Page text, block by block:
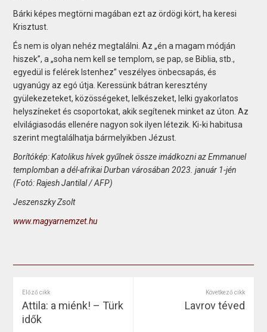
Bárki képes megtörni magában ezt az ördögi kört, ha keresi
Krisztust.
És nem is olyan nehéz megtalálni. Az „én a magam módján
hiszek”, a „soha nem kell se templom, se pap, se Biblia, stb.,
egyedül is felérek Istenhez” veszélyes önbecsapás, és
ugyanúgy az egó útja. Keressünk bátran keresztény
gyülekezeteket, közösségeket, lelkészeket, lelki gyakorlatos
helyszíneket és csoportokat, akik segítenek minket az úton. Az
elvilágiasodás ellenére nagyon sok ilyen létezik. Ki-ki habitusa
szerint megtalálhatja bármelyikben Jézust.
Borítókép: Katolikus hívek gyűlnek össze imádkozni az Emmanuel
templomban a dél-afrikai Durban városában 2023. január 1-jén
(Fotó: Rajesh Jantilal / AFP)
Jeszenszky Zsolt
www.magyarnemzet.hu
Előző cikk
Attila: a miénk! – Türk
idők
Következő cikk
Lavrov téved